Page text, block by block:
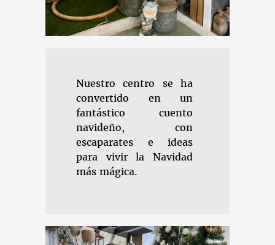
Nuestro centro se ha
convertido en un
fantástico cuento
navideño, con
escaparates e ideas
para vivir la Navidad
más mágica.